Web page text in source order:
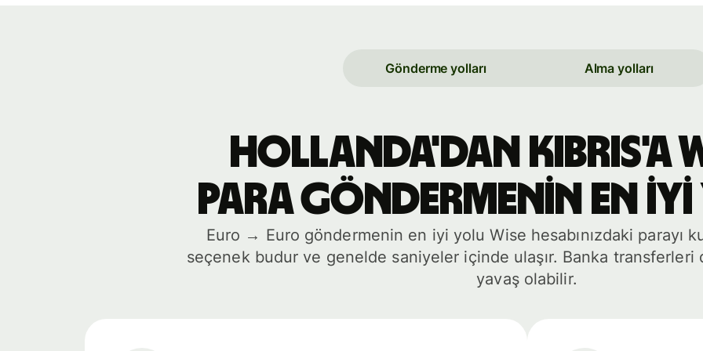
Gönderme yolları Alma yolları
Hollanda'dan Kıbrıs'a
para göndermenin en
Euro → Euro göndermenin en iyi yolu Wise hesabınızdaki parayı
seçenek budur ve genelde saniyeler içinde ulaşır. Banka
yavaş olabilir.